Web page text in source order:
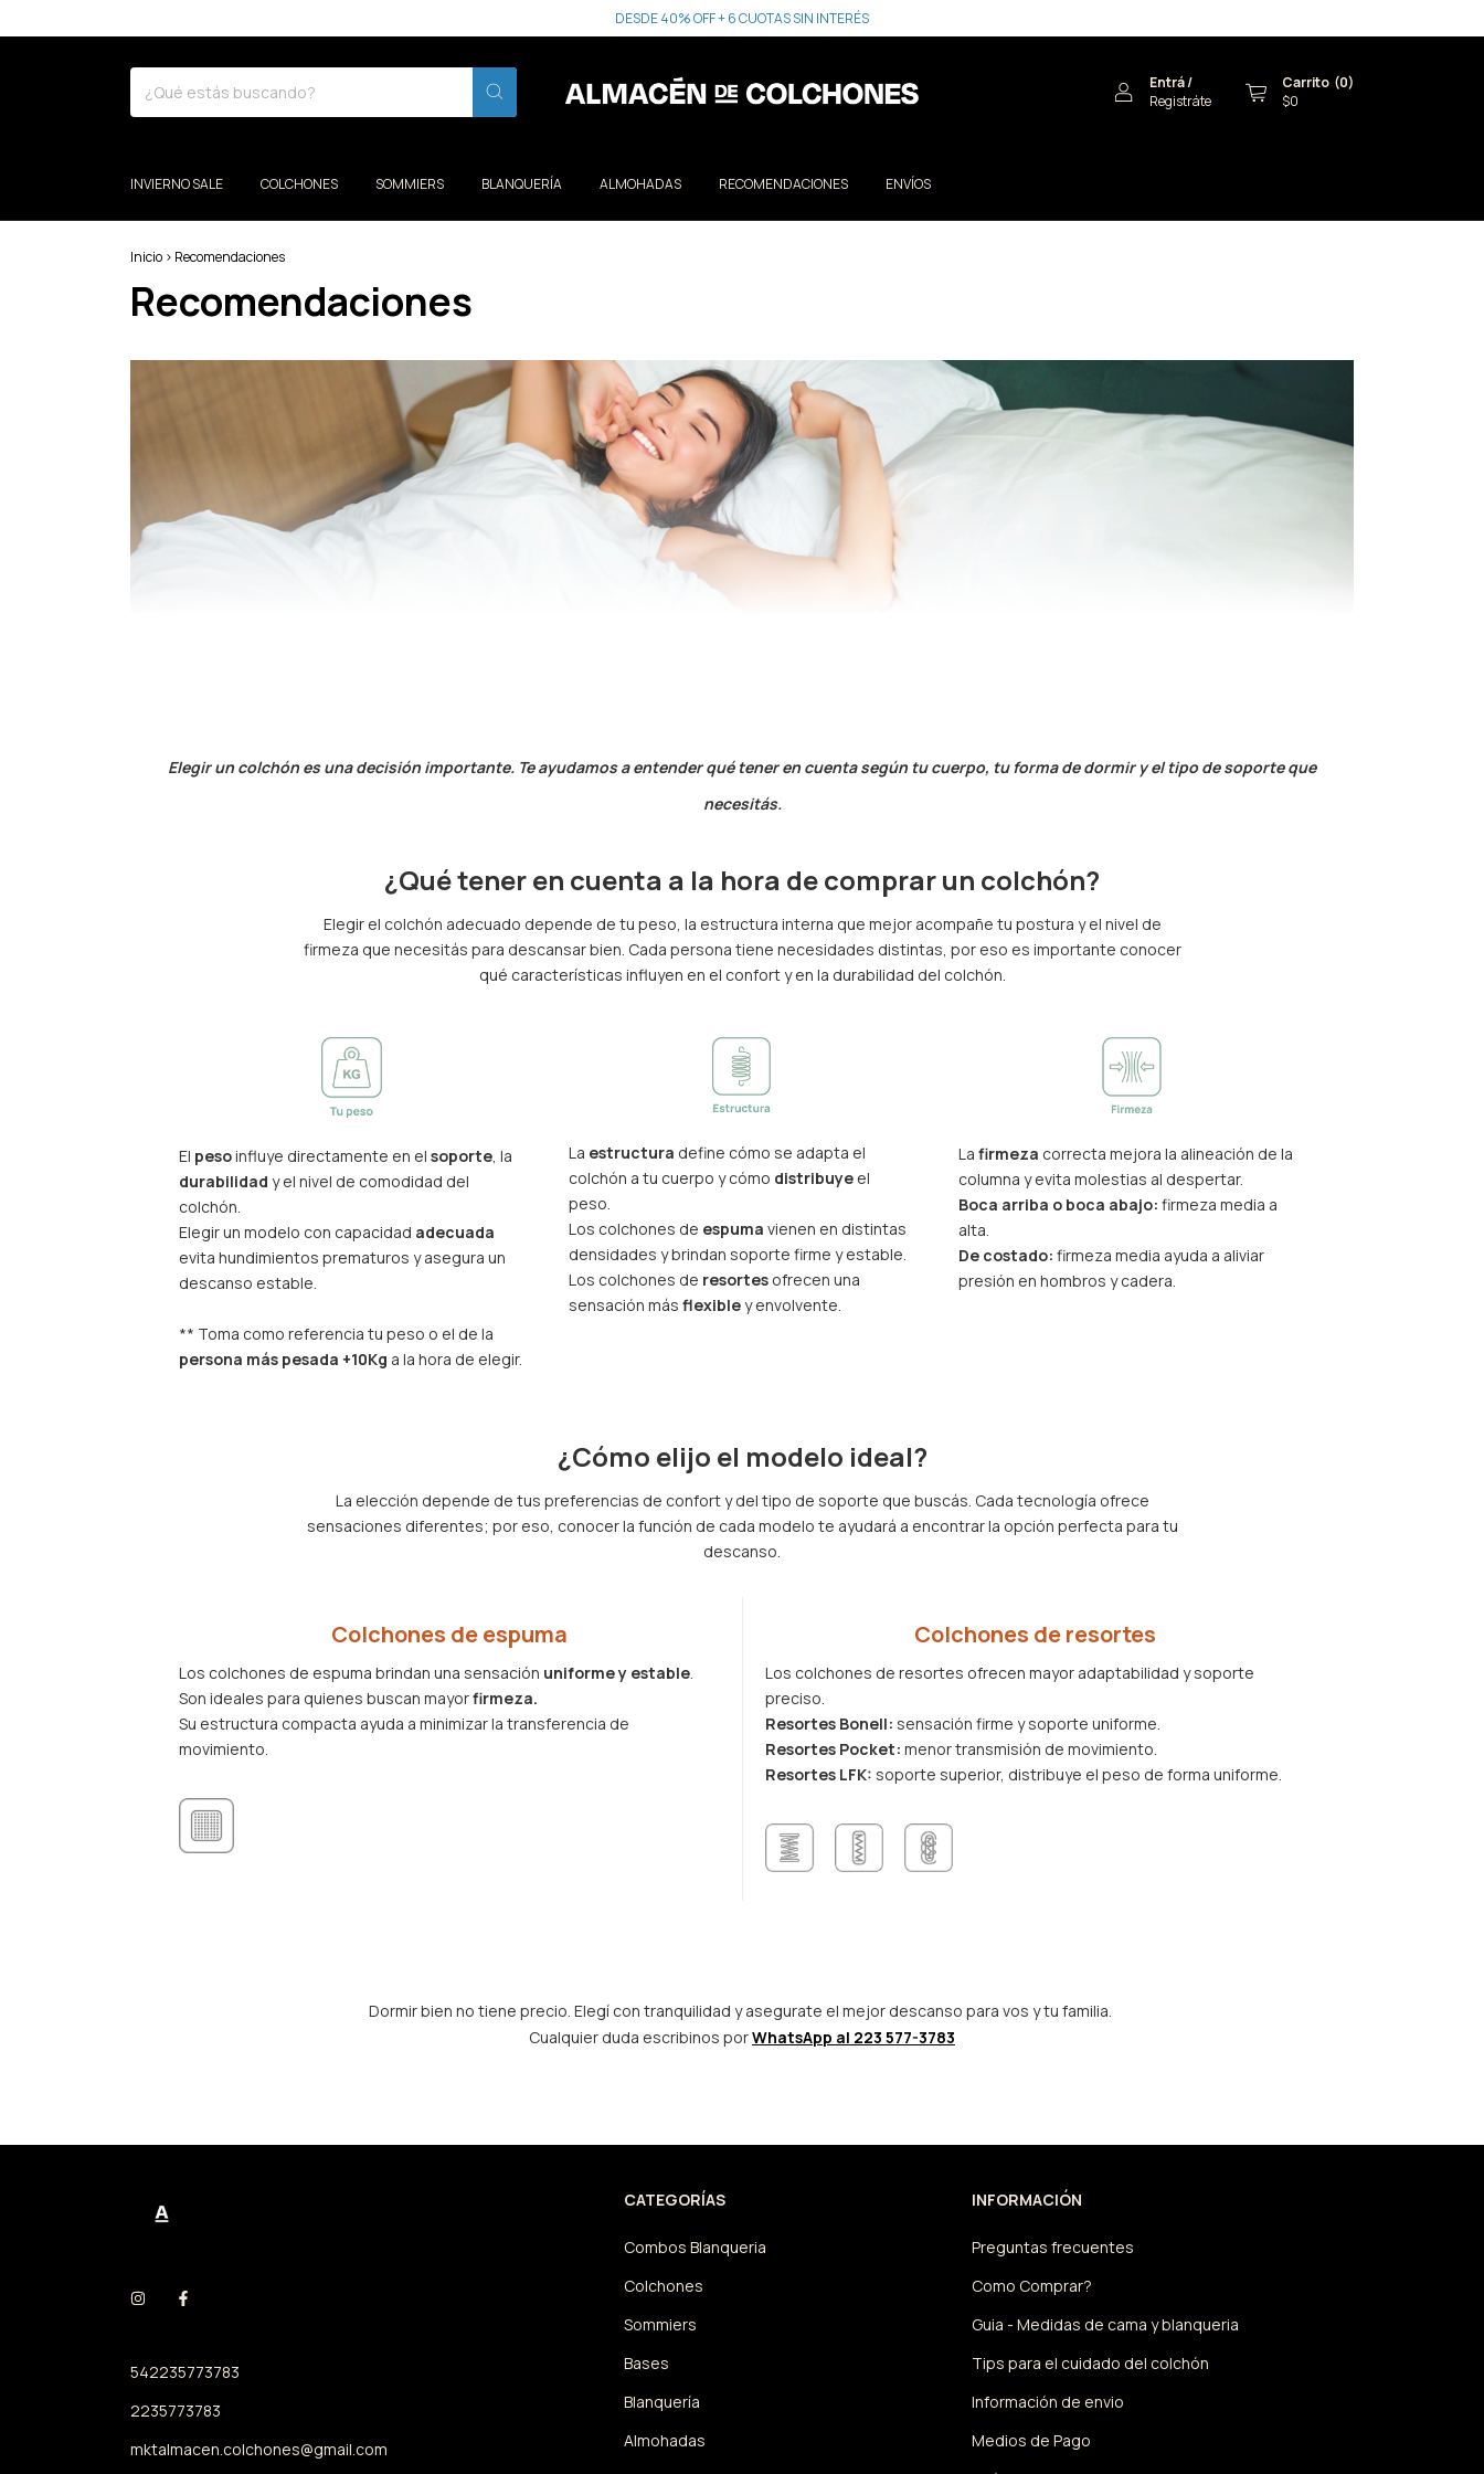
DESDE 40% OFF + 6 CUOTAS SIN INTERÉS
Entrá/
Registráte
Carrito (0)
$0
INVIERNO SALE COLCHONES SOMMIERS BLANQUERÍA ALMOHADAS RECOMENDACIONES ENVÍOS
Inicio > Recomendaciones
Recomendaciones
Elegir un colchón es una decisión importante. Te ayudamos a entender qué tener en cuenta según tu cuerpo, tu forma de dormir y el tipo de soporte que
necesitás.
¿Qué tener en cuenta a la hora de comprar un colchón?
Elegir el colchón adecuado depende de tu peso, la estructura interna que mejor acompañe tu postura y el nivel de
firmeza que necesitás para descansar bien. Cada persona tiene necesidades distintas, por eso es importante conocer
qué características influyen en el confort y en la durabilidad del colchón.
El pesoinfluye directamente en el soporte, la
durabilidad y el nivel de comodidad del
colchón.
Elegir un modelo con capacidad adecuada
evita hundimientos prematuros y asegura un
descanso estable.
** Toma como referencia tu peso o el de la
persona más pesada +10Kg a la hora de elegir.
La estructura define cómo se adapta el
colchón a tu cuerpo y cómo distribuye el
peso.
Los colchones de espuma vienen en distintas
densidades y brindan soporte firme y estable.
Los colchones de resortes ofrecen una
sensación más flexible y envolvente.
La firmeza correcta mejora la alineación de la
columna y evita molestias al despertar.
Boca arriba o boca abajo: firmeza media a
alta.
De costado: firmeza media ayuda a aliviar
presión en hombros y cadera.
¿Cómo elijo el modelo ideal?
La elección depende de tus preferencias de confort y del tipo de soporte que buscás. Cada tecnología ofrece
sensaciones diferentes; por eso, conocer la función de cada modelo te ayudará a encontrar la opción perfecta para tu
descanso.
Colchones de espuma
Los colchones de espuma brindan una sensación uniforme y estable.
Son ideales para quienes buscan mayorfirmeza.
Su estructura compacta ayuda a minimizar la transferencia de
movimiento.
Colchones de resortes
Los colchones de resortes ofrecen mayor adaptabilidad y soporte
preciso.
Resortes Bonell: sensación firme y soporte uniforme.
Resortes Pocket: menor transmisión de movimiento.
Resortes LFK: soporte superior, distribuye el peso de forma uniforme.
Dormir bien no tiene precio. Elegí con tranquilidad y asegurate el mejor descanso para vos y tu familia.
Cualquier duda escribinos porWhatsApp al 223 577-3783
542235773783
2235773783
mktalmacen.colchones@gmail.com
CATEGORÍAS
Combos Blanqueria
Colchones
Sommiers
Bases
Blanquería
Almohadas
INFORMACIÓN
Preguntas frecuentes
Como Comprar?
Guia - Medidas de cama y blanqueria
Tips para el cuidado del colchón
Información de envio
Medios de Pago